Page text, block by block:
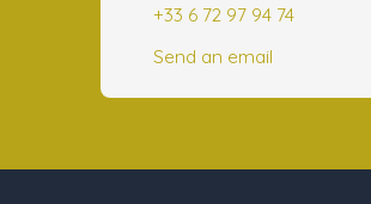
+33 6 72 97 94 74
Send an email